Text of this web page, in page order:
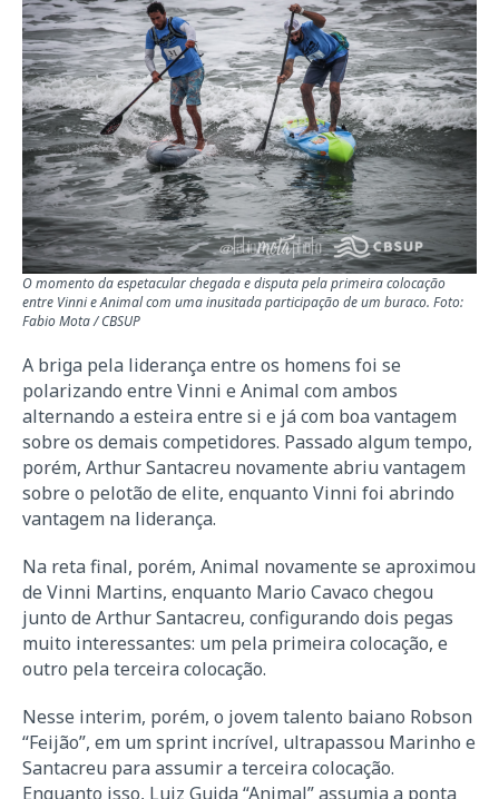
O momento da espetacular chegada e disputa pela primeira colocação
entre Vinni e Animal com uma inusitada participação de um buraco. Foto:
Fabio Mota / CBSUP
A briga pela liderança entre os homens foi se
polarizando entre Vinni e Animal com ambos
alternando a esteira entre si e já com boa vantagem
sobre os demais competidores. Passado algum tempo,
porém, Arthur Santacreu novamente abriu vantagem
sobre o pelotão de elite, enquanto Vinni foi abrindo
vantagem na liderança.
Na reta final, porém, Animal novamente se aproximou
de Vinni Martins, enquanto Mario Cavaco chegou
junto de Arthur Santacreu, configurando dois pegas
muito interessantes: um pela primeira colocação, e
outro pela terceira colocação.
Nesse interim, porém, o jovem talento baiano Robson
“Feijão”, em um sprint incrível, ultrapassou Marinho e
Santacreu para assumir a terceira colocação.
Enquanto isso, Luiz Guida “Animal” assumia a ponta